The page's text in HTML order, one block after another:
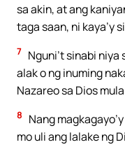
sa akin, at ang
taga saan, ni kaya’y
7 Nguni’t sinabi
alak o ng inuming
Nazareo sa Dios
8
Nang
mo uli ang lalake ng